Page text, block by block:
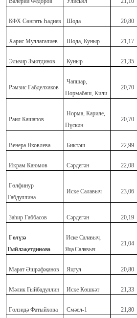
КФХ Сөнгать Һадиев Шода 20,80
Харис Муллагалиев Шода, Куныр 21,17
Эльвир Зыятдинов Куныр 21,35
Рәмзис Габделхаков
Чапшар,
Нормабаш, Кили
20,70
Раил Кашапов
Норма, Кариле,
Пүскән
20,70
Венера Яковлева Биктәш 22,99
Икрам Каюмов Сәрдегән 22,08
Гөлфинур
Габдуллина
Иске Салавыч 23,06
Заһир Габбасов Сәрдегән 20,19
Гөлүзә
Гыйләҗетдинова
Иске Салавыч,
Яңа Салавыч
21,04
Марат Әшрәфҗанов Яңгул 20,80
Мәлик Гыйбадуллин Иске Көшкәт 21,33
Гөлзидә Фатыйхова Смәел-1 21,80